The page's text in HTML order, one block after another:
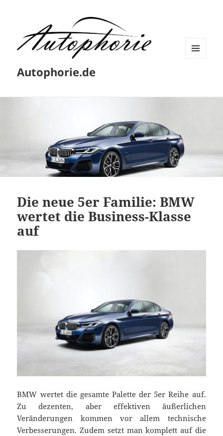
Autophorie.de
Die neue 5er Familie: BMW
wertet die Business-Klasse
auf
BMW wertet die gesamte Palette der 5er Reihe auf.
Zu dezenten, aber effektiven äußerlichen
Veränderungen kommen vor allem technische
Verbesserungen. Zudem setzt man komplett auf die